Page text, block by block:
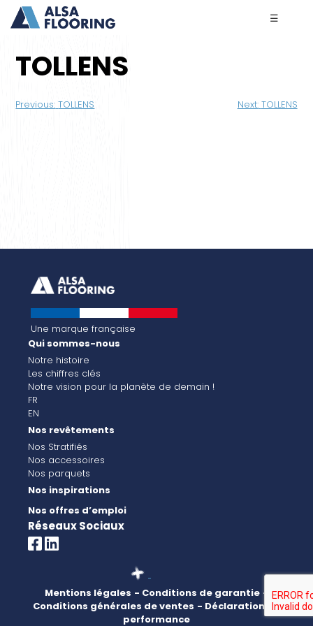
☰
TOLLENS
Navigation
Previous: TOLLENS Next: TOLLENS
Une marque française
Qui sommes-nous
Notre histoire
Les chiffres clés
Notre vision pour la planète de demain !
FR
EN
Nos revêtements
Nos Stratifiés
Nos accessoires
Nos parquets
Nos inspirations
Nos offres d’emploi
Réseaux Sociaux
Mentions légales - Conditions de garantie -
Conditions générales de ventes - Déclaration de
performance